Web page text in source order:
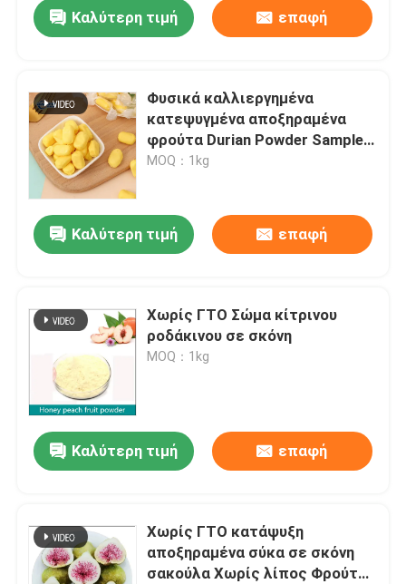
Καλύτερη τιμή επαφή
Φυσικά καλλιεργημένα
κατεψυγμένα αποξηραμένα
φρούτα Durian Powder Sample
Food Grade Extraction
MOQ：1kg
Καλύτερη τιμή επαφή
Χωρίς ΓΤΟ Σώμα κίτρινου
ροδάκινου σε σκόνη
MOQ：1kg
Καλύτερη τιμή επαφή
Χωρίς ΓΤΟ κατάψυξη
αποξηραμένα σύκα σε σκόνη
σακούλα Χωρίς λίπος Φρούτα